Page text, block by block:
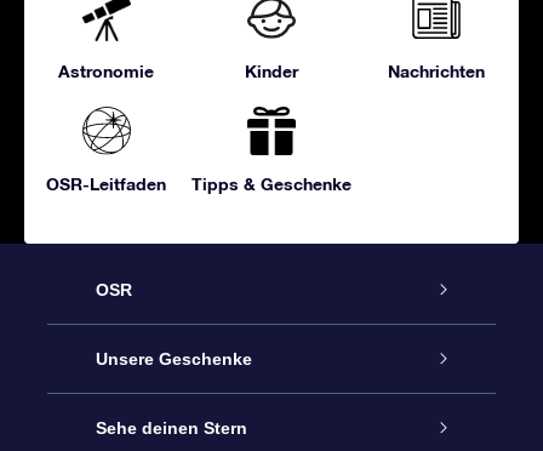
Astronomie Kinder Nachrichten
OSR-Leitfaden Tipps & Geschenke
OSR
Service
Kontakt
Unsere Geschenke
Sterne schenken
Sehe deinen Stern